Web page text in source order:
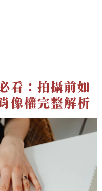
看：拍攝前如
像權完整解析